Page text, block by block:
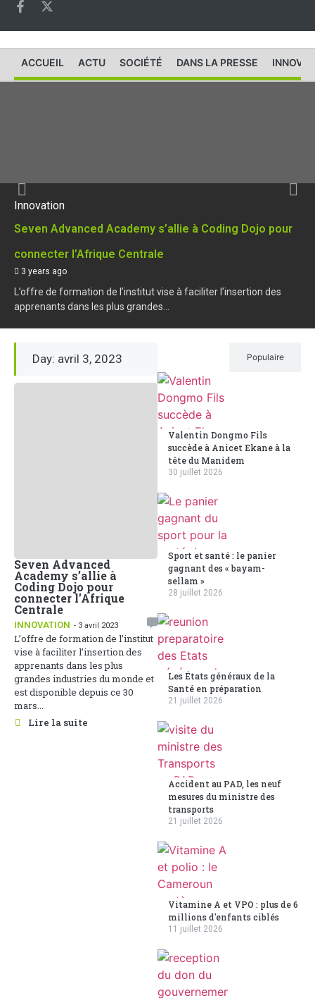
ACCUEIL ACTU SOCIÉTÉ DANS LA PRESSE
Innovation
Seven Advanced Academy s’allie à Coding Dojo pour
connecter l’Afrique Centrale
3 years ago
L’offre de formation de l’institut vise à faciliter l’insertion des
apprenants dans les plus grandes...
Day: avril 3, 2023
Seven Advanced
Academy s’allie à
Coding Dojo pour
connecter l’Afrique
Centrale
INNOVATION - 3 avril 2023
L’offre de formation de l’institut
vise à faciliter l’insertion des
apprenants dans les plus
grandes industries du monde et
est disponible depuis ce 30
mars...
Lire la suite
Populaire
Valentin Dongmo Fils
succède à Anicet Ekane à la
tête du Manidem
30 juillet 2026
Sport et santé : le panier
gagnant des « bayam-
sellam »
28 juillet 2026
Les États généraux de la
Santé en préparation
21 juillet 2026
Accident au PAD, les neuf
mesures du ministre des
transports
21 juillet 2026
Vitamine A et VPO : plus de 6
millions d'enfants ciblés
11 juillet 2026